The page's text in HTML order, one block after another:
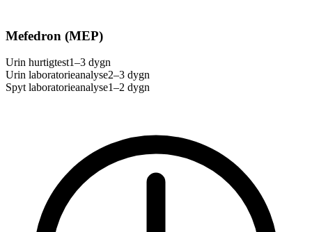
Mefedron (MEP)
Urin hurtigtest1–3 dygn
Urin laboratorieanalyse2–3 dygn
Spyt laboratorieanalyse1–2 dygn